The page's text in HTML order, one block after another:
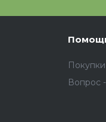
Покупки
Вопрос